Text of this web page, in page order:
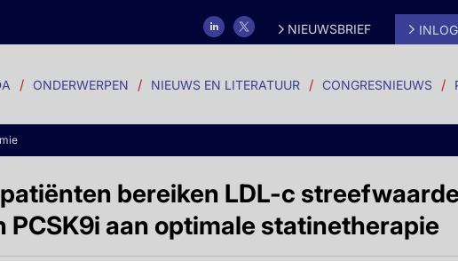
NIEUWSBRIEF
ONDERWERPEN NIEUWS EN LITERATUUR CONGRESNIEUWS
bereiken LDL-c
PCSK9i aan optimale statinetherapie